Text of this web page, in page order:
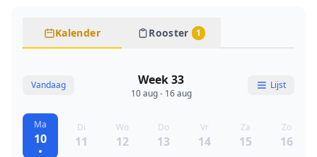
Kalender Rooster 1
Vandaag Week 33
10 aug - 16 aug
Lijst
Ma
10
Di
11
Wo
12
Do
13
Vr
14
Za
15
Zo
16